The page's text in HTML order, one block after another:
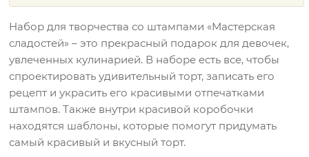
Набор для творчества со штампами «Мастерская
сладостей» – это прекрасный подарок для девочек,
увлеченных кулинарией. В наборе есть все, чтобы
спроектировать удивительный торт, записать его
рецепт и украсить его красивыми отпечатками
штампов. Также внутри красивой коробочки
находятся шаблоны, которые помогут придумать
самый красивый и вкусный торт.